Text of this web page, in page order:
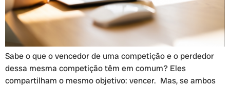
Sabe o que o vencedor de uma competição e o perdedor
dessa mesma competição têm em comum? Eles
compartilham o mesmo objetivo: vencer. Mas, se ambos